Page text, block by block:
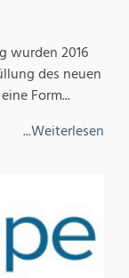
wurden 2016
des neuen
Form...
...Weiterlesen